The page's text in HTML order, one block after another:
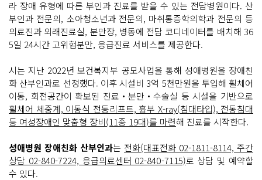
라 장애 유형에 따른 부인과 진료를 받을 수 있는 전담병원이다. 산
부인과 전문의, 소아청소년과 전문의, 마취통증학의학과 전문의 등
의료진과 외래진료실, 분만장, 병동에 전담 코디네이터를 배치해 36
5일 24시간 고위험분만, 응급진료 서비스를 제공한다.
시는 지난 2022년 보건복지부 공모사업을 통해 성애병원을 장애친
화 산부인과로 선정했다. 이후 시설비 3억 5천만원을 투입해 휠체어
이동, 회전공간이 확보된 진료‧분만‧수술실 등 시설을 기반으로
휠체어 체중계, 이동식 전동리프트, 흉부 X-ray(침대타입), 전동침대
등 여성장애인 맞춤형 장비(11종 19대)를 마련해 진료를 시작한다.
성애병원 장애친화 산부인과는 전화(대표전화 02-1811-8114, 주간
상담 02-840-7224, 응급의료센터 02-840-7115)로 상담 및 예약할
수 있다.